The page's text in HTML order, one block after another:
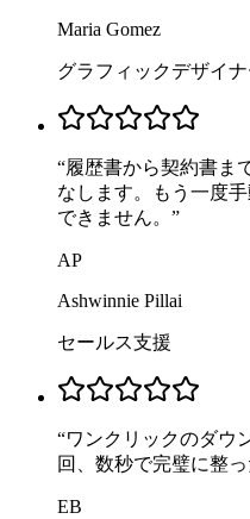
Maria Gomez
グラフィックデザイナ
“履歴書から契約書ま
なします。もう一度
できません。 ”
AP
Ashwinnie Pillai
セールス支援
“ワンクリックのダウ
回、数秒で完璧に整
EB